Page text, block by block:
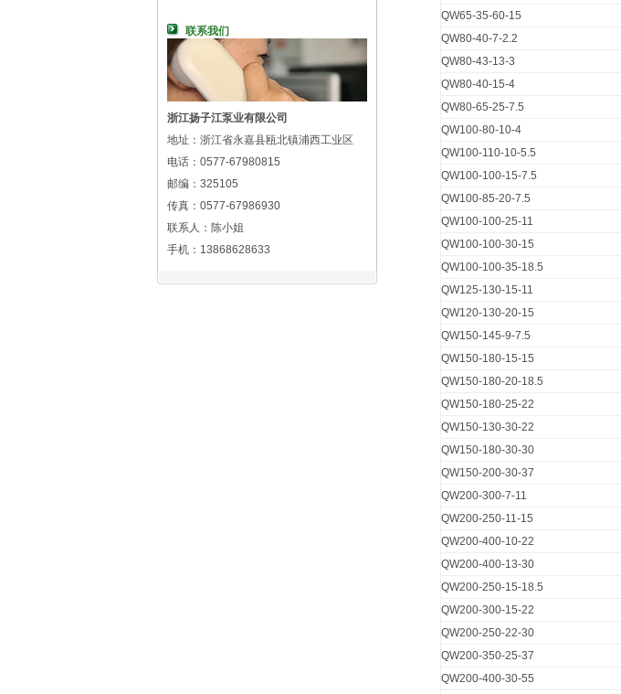
联系我们
浙江扬子江泵业有限公司
地址：浙江省永嘉县瓯北镇浦西工业区
电话：0577-67980815
邮编：325105
传真：0577-67986930
联系人：陈小姐
手机：13868628633
QW65-35-60-15
QW80-40-7-2.2
QW80-43-13-3
QW80-40-15-4
QW80-65-25-7.5
QW100-80-10-4
QW100-110-10-5.5
QW100-100-15-7.5
QW100-85-20-7.5
QW100-100-25-11
QW100-100-30-15
QW100-100-35-18.5
QW125-130-15-11
QW120-130-20-15
QW150-145-9-7.5
QW150-180-15-15
QW150-180-20-18.5
QW150-180-25-22
QW150-130-30-22
QW150-180-30-30
QW150-200-30-37
QW200-300-7-11
QW200-250-11-15
QW200-400-10-22
QW200-400-13-30
QW200-250-15-18.5
QW200-300-15-22
QW200-250-22-30
QW200-350-25-37
QW200-400-30-55